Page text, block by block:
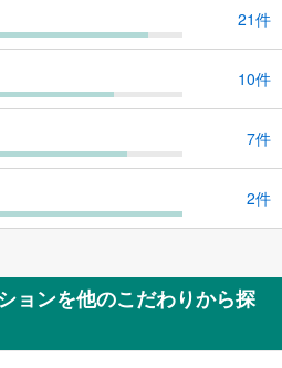
21件
10件
7件
2件
ョンを他のこだわりから探